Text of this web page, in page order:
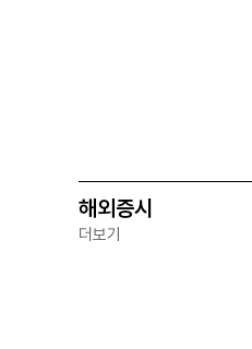
해외증시
더보기